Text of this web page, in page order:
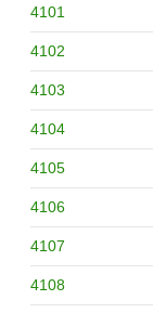
4101
4102
4103
4104
4105
4106
4107
4108